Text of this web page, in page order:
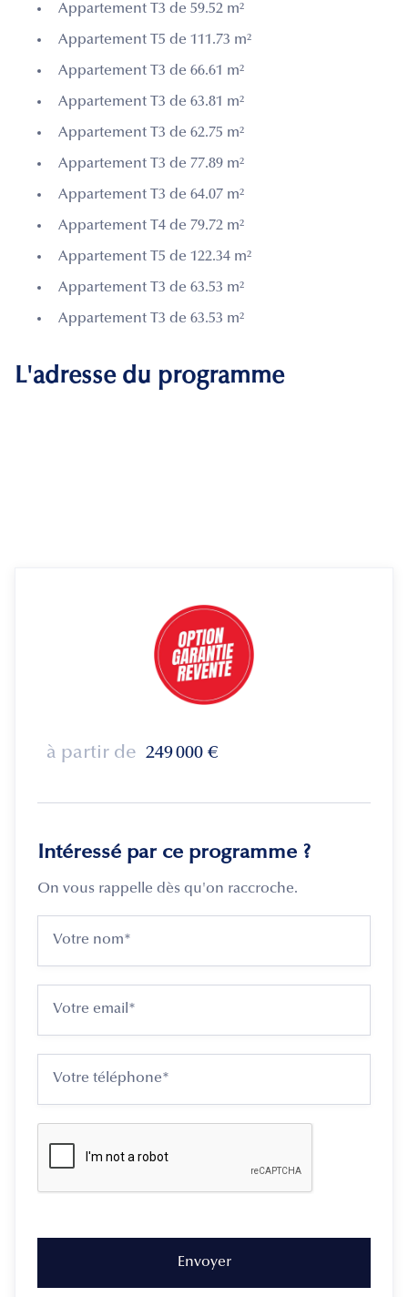
Appartement T3 de 59.52 m²
Appartement T5 de 111.73 m²
Appartement T3 de 66.61 m²
Appartement T3 de 63.81 m²
Appartement T3 de 62.75 m²
Appartement T3 de 77.89 m²
Appartement T3 de 64.07 m²
Appartement T4 de 79.72 m²
Appartement T5 de 122.34 m²
Appartement T3 de 63.53 m²
Appartement T3 de 63.53 m²
L'adresse du programme
à partir de 249 000 €
Intéressé par ce programme ?
On vous rappelle dès qu'on raccroche.